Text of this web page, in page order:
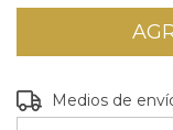
Entregas para el CP:
Medios de